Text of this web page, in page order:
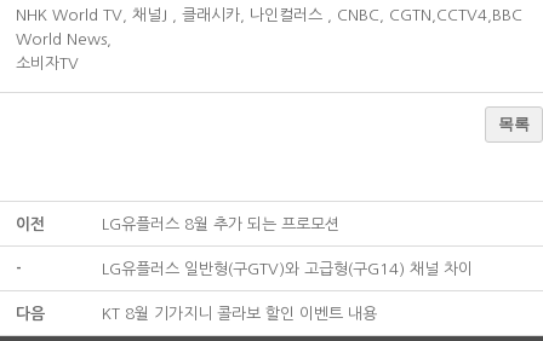
NHK World TV, 채널J , 클래시카, 나인컬러스 , CNBC, CGTN,CCTV4,BBC
World News,
소비자TV
목록
이전 LG유플러스 8월 추가 되는 프로모션
- LG유플러스 일반형(구GTV)와 고급형(구G14) 채널 차이
다음 KT 8월 기가지니 콜라보 할인 이벤트 내용